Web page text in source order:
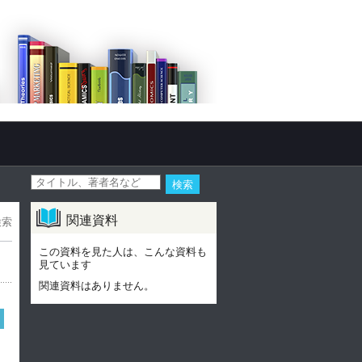
関連資料
この資料を見た人は、こんな資料も
見ています
関連資料はありません。